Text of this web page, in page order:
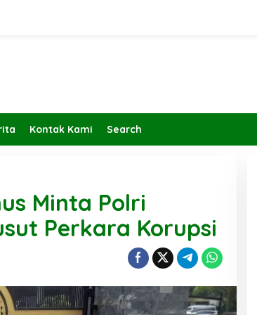
Kontak Kami Search
Minta Polri
Perkara Korupsi
KBIHU Pada Jalurnya